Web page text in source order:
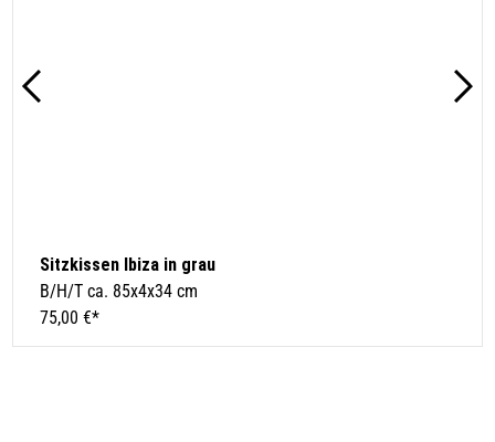
Sitzkissen Ibiza in grau
B/H/T ca. 85x4x34 cm
75,00 €*